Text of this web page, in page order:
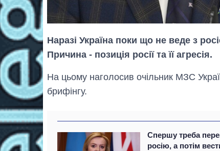
Наразі Україна поки що не веде з
Причина - позиція росії та її агресія.
На цьому наголосив очільник МЗС
брифінгу.
Спершу треба
росію, а потім